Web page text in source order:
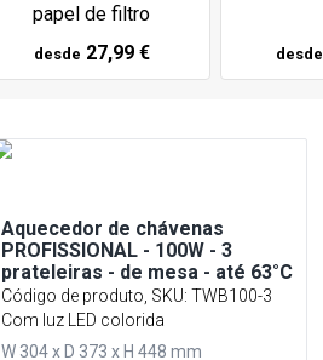
papel de filtro
desde 27,99 € desde
Aquecedor de chávenas
PROFISSIONAL - 100W - 3
prateleiras - de mesa - até 63°C
Código de produto, SKU: TWB100-3
Com luz LED colorida
W 304 x D 373 x H 448 mm